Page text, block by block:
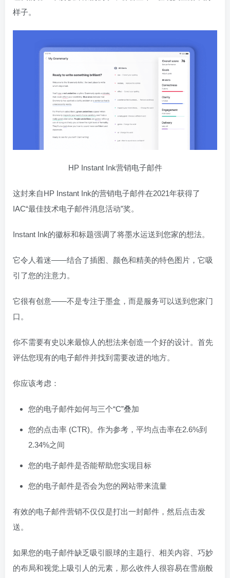
样子。
HP Instant Ink营销电子邮件
这封来自HP Instant Ink的营销电子邮件在2021年获得了
IAC“最佳技术电子邮件消息活动”奖。
Instant Ink的徽标和标题强调了将墨水运送到您家的想法。
它令人着迷——结合了插图、颜色和精美的特色图片，它吸
引了您的注意力。
它很有创意——不是专注于墨盒，而是服务可以送到您家门
口。
你不需要有史以来最惊人的想法来创造一个好的设计。首先
评估您现有的电子邮件并找到需要改进的地方。
你应该考虑：
您的电子邮件如何与三个“C”叠加
您的点击率 (CTR)。作为参考，平均点击率在2.6%到
2.34%之间
您的电子邮件是否能帮助您实现目标
您的电子邮件是否会为您的网站带来流量
有效的电子邮件营销不仅仅是打出一封邮件，然后点击发
送。
如果您的电子邮件缺乏吸引眼球的主题行、相关内容、巧妙
的布局和视觉上吸引人的元素，那么收件人很容易在雪崩般